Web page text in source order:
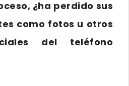
¿ha perdido sus
como fotos u otros
del teléfono